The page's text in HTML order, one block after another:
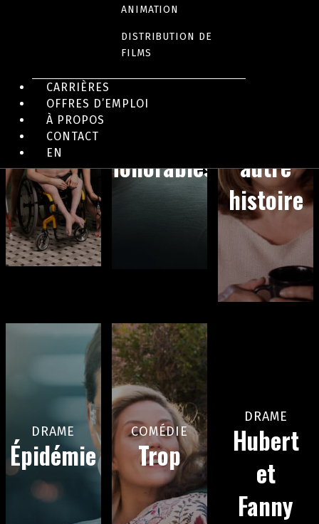
ANIMATION
DISTRIBUTION DE
FILMS
CARRIÈRES
OFFRES D’EMPLOI
À PROPOS
CONTACT
EN
COMÉDIE
Vestiaires
DRAME
Honorables
autre
histoire
DRAME
Épidémie
COMÉDIE
Trop
DRAME
Hubert
et
Fanny